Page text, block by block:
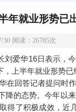
年就业形势已
30 阅读：26785次
爱华16日表示，
上半年就业形势已
在回答记者提问时作
的态势。今年以
得了积极成效，近